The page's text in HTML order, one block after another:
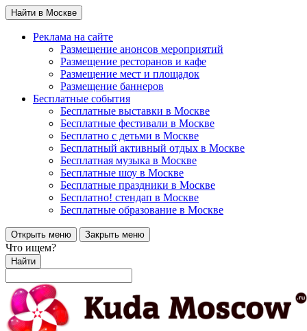
Найти в Москве
Реклама на сайте
Размещение анонсов мероприятий
Размещение ресторанов и кафе
Размещение мест и площадок
Размещение баннеров
Бесплатные события
Бесплатные выставки в Москве
Бесплатные фестивали в Москве
Бесплатно с детьми в Москве
Бесплатный активный отдых в Москве
Бесплатная музыка в Москве
Бесплатные шоу в Москве
Бесплатные праздники в Москве
Бесплатно! стендап в Москве
Бесплатные образование в Москве
Открыть меню Закрыть меню
Что ищем?
Найти